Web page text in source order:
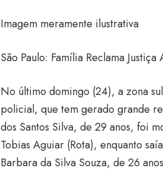
Imagem meramente ilustrativa
São Paulo: Família Reclama
No último domingo (24), a zona
policial, que tem gerado grande
dos Santos Silva, de 29 anos, foi
Tobias Aguiar (Rota), enquanto
Barbara da Silva Souza, de 26